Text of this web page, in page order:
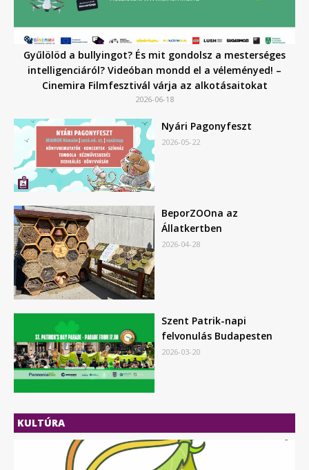
Gyűlölöd a bullyingot? És mit gondolsz a mesterséges
intelligenciáról? Videóban mondd el a véleményed! –
Cinemira Filmfesztivál várja az alkotásaitokat
2026-06-18
Nyári Pagonyfeszt
2026-05-22
BeporZOOna az
Állatkertben
2026-04-28
Szent Patrik-napi
felvonulás Budapesten
2026-03-20
KULTÚRA